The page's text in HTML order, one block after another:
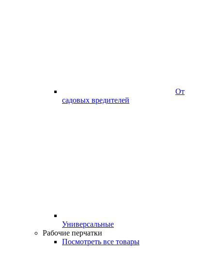
От
садовых вредителей
Универсальные
Рабочие перчатки
Посмотреть все товары